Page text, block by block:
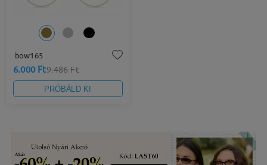
bow165
6.000 Ft9.486 Ft
PRÓBÁLD KI